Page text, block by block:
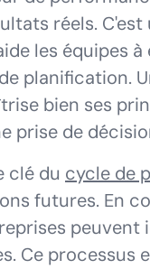
réels.
les équipes
planification.
bien ses
prise de
clé du cycle de
futures. En
peuvent
Ce processus